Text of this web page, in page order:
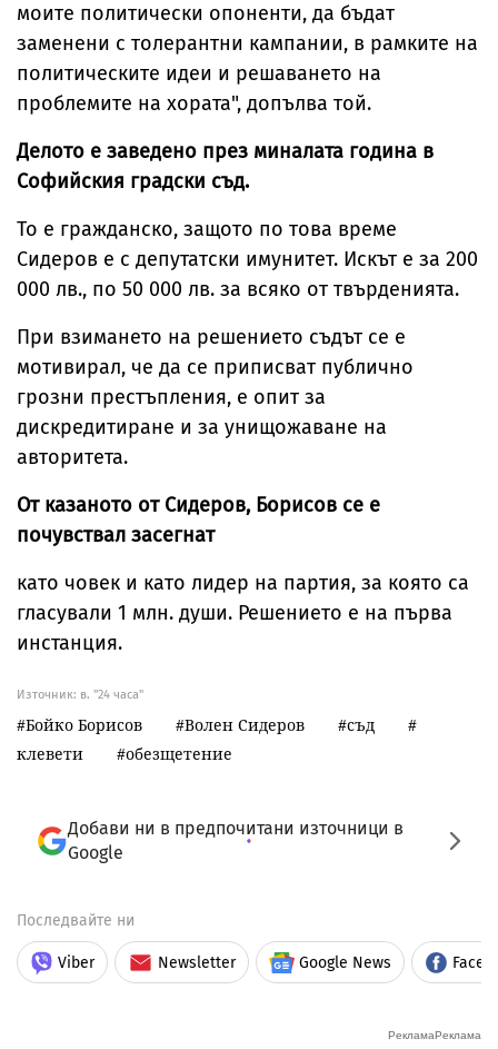
моите политически опоненти, да бъдат
заменени с толерантни кампании, в рамките на
политическите идеи и решаването на
проблемите на хората", допълва той.
Делото е заведено през миналата година в
Софийския градски съд.
То е гражданско, защото по това време
Сидеров е с депутатски имунитет. Искът e за 200
000 лв., по 50 000 лв. за всяко от твърденията.
При взимането на решението съдът се е
мотивирал, че да се приписват публично
грозни престъпления, е опит за
дискредитиране и за унищожаване на
авторитета.
От казаното от Сидеров, Борисов се е
почувствал засегнат
като човек и като лидер на партия, за която са
гласували 1 млн. души. Решението е на първа
инстанция.
Източник: в. "24 часа"
Бойко Борисов Волен Сидеров
съд
клевети
обезщетение
Добави ни в предпочитани източници в
Google
Последвайте ни
Viber Newsletter Google News